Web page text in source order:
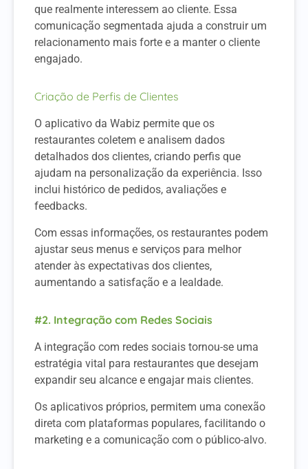
que realmente interessem ao cliente. Essa
comunicação segmentada ajuda a construir um
relacionamento mais forte e a manter o cliente
engajado.
Criação de Perfis de Clientes
O aplicativo da Wabiz permite que os
restaurantes coletem e analisem dados
detalhados dos clientes, criando perfis que
ajudam na personalização da experiência. Isso
inclui histórico de pedidos, avaliações e
feedbacks.
Com essas informações, os restaurantes podem
ajustar seus menus e serviços para melhor
atender às expectativas dos clientes,
aumentando a satisfação e a lealdade.
#2. Integração com Redes Sociais
A integração com redes sociais tornou-se uma
estratégia vital para restaurantes que desejam
expandir seu alcance e engajar mais clientes.
Os aplicativos próprios, permitem uma conexão
direta com plataformas populares, facilitando o
marketing e a comunicação com o público-alvo.